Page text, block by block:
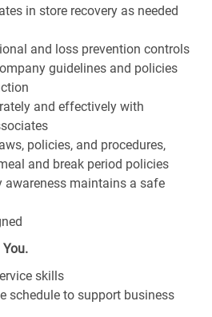
in store recovery as needed
and loss prevention controls
guidelines and policies
and effectively with
policies, and procedures,
and break period policies
awareness maintains a safe
skills
schedule to support business